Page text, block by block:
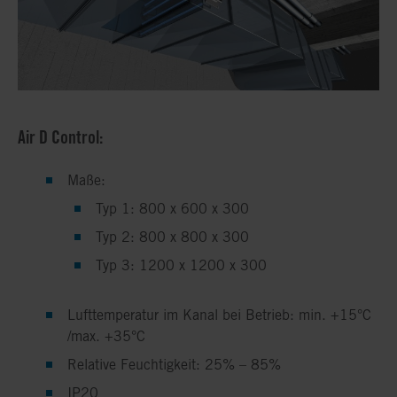
Air D Control:
Maße:
Typ 1: 800 x 600 x 300
Typ 2: 800 x 800 x 300
Typ 3: 1200 x 1200 x 300
Lufttemperatur im Kanal bei Betrieb: min. +15°C
/max. +35°C
Relative Feuchtigkeit: 25% – 85%
IP20